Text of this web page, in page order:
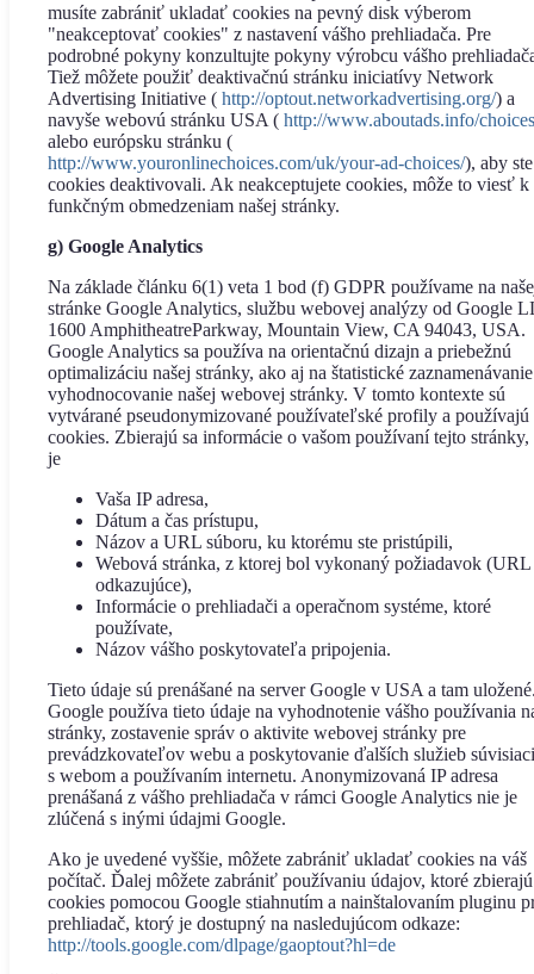
musíte zabrániť ukladať cookies na pevný disk výberom
"neakceptovať cookies" z nastavení vášho prehliadača. Pre
podrobné pokyny konzultujte pokyny výrobcu vášho
Tiež môžete použiť deaktivačnú stránku iniciatívy Network
Advertising Initiative ( http://optout.networkadvertising.org/) a
navyše webovú stránku USA ( http://www.aboutads.info/choices
alebo európsku stránku (
http://www.youronlinechoices.com/uk/your-ad-choices/), aby ste
cookies deaktivovali. Ak neakceptujete cookies, môže to viesť k
funkčným obmedzeniam našej stránky.
g) Google Analytics
Na základe článku 6(1) veta 1 bod (f) GDPR používame na
stránke Google Analytics, službu webovej analýzy od Google
1600 AmphitheatreParkway, Mountain View, CA 94043, USA.
Google Analytics sa používa na orientačnú dizajn a priebežnú
optimalizáciu našej stránky, ako aj na štatistické
vyhodnocovanie našej webovej stránky. V tomto kontexte sú
vytvárané pseudonymizované používateľské profily a používajú
cookies. Zbierajú sa informácie o vašom používaní tejto stránky,
je
Vaša IP adresa,
Dátum a čas prístupu,
Názov a URL súboru, ku ktorému ste pristúpili,
Webová stránka, z ktorej bol vykonaný požiadavok (URL
odkazujúce),
Informácie o prehliadači a operačnom systéme, ktoré
používate,
Názov vášho poskytovateľa pripojenia.
Tieto údaje sú prenášané na server Google v USA a tam
Google používa tieto údaje na vyhodnotenie vášho používania
stránky, zostavenie správ o aktivite webovej stránky pre
prevádzkovateľov webu a poskytovanie ďalších služieb
s webom a používaním internetu. Anonymizovaná IP adresa
prenášaná z vášho prehliadača v rámci Google Analytics nie je
zlúčená s inými údajmi Google.
Ako je uvedené vyššie, môžete zabrániť ukladať cookies na váš
počítač. Ďalej môžete zabrániť používaniu údajov, ktoré zbierajú
cookies pomocou Google stiahnutím a nainštalovaním pluginu
prehliadač, ktorý je dostupný na nasledujúcom odkaze:
http://tools.google.com/dlpage/gaoptout?hl=de